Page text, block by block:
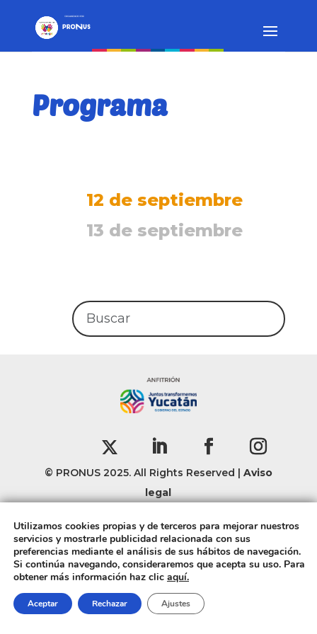
Programa
12 de septiembre
13 de septiembre
© PRONUS 2025. All Rights Reserved | Aviso
legal
Utilizamos cookies propias y de terceros para mejorar nuestros
servicios y mostrarle publicidad relacionada con sus
preferencias mediante el análisis de sus hábitos de navegación.
Si continúa navegando, consideraremos que acepta su uso. Para
obtener más información haz clic aquí.
Aceptar Rechazar Ajustes